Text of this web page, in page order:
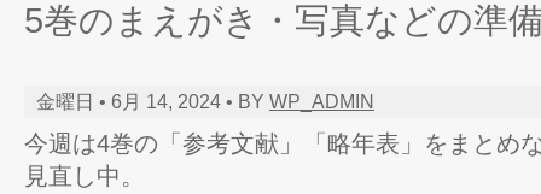
5巻のまえがき・写真などの準
金曜日 • 6月 14, 2024 • BY WP_ADMIN
今週は4巻の「参考文献」「略年表」をまとめ
見直し中。